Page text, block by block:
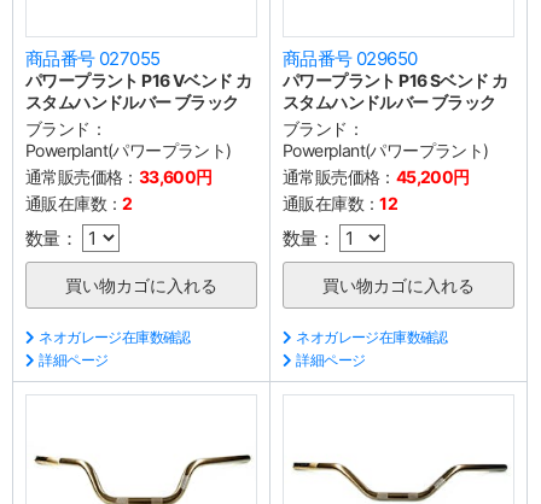
商品番号 027055
パワープラント P16 Vベンド カ
スタムハンドルバー ブラック
ブランド：
Powerplant(パワープラント)
通常販売価格： 33,600円
通販在庫数：2
数量：
ネオガレージ在庫数確認
詳細ページ
商品番号 029650
パワープラント P16 Sベンド カ
スタムハンドルバー ブラック
ブランド：
Powerplant(パワープラント)
通常販売価格： 45,200円
通販在庫数：12
数量：
ネオガレージ在庫数確認
詳細ページ